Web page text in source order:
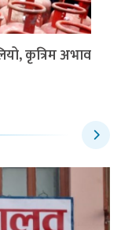
कृत्रिम अभाव